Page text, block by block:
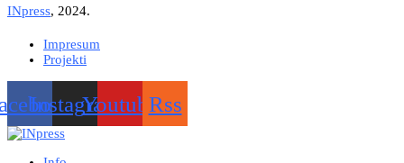
INpress, 2024.
Impresum
Projekti
InstagramYoutubeRss